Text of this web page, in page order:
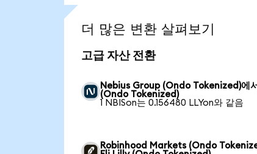
더 많은 변환 살펴보기
고급 자산 전환
Nebius Group (Ondo Tokenized)에
(Ondo Tokenized)
1 NBISon는 0.156480 LLYon와 같음
Robinhood Markets (Ondo